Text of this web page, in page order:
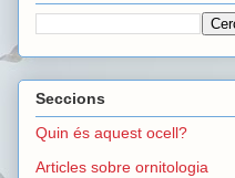
Seccions
Quin és aquest ocell?
Articles sobre ornitologia